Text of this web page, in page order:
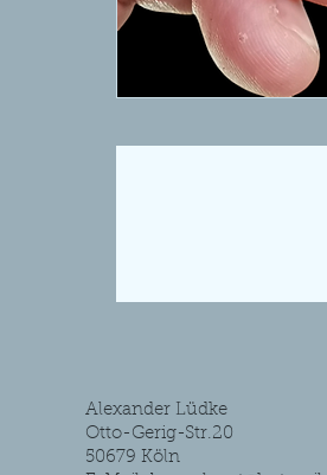
Alexander Lüdke
Otto-Gerig-Str.20
50679 Köln